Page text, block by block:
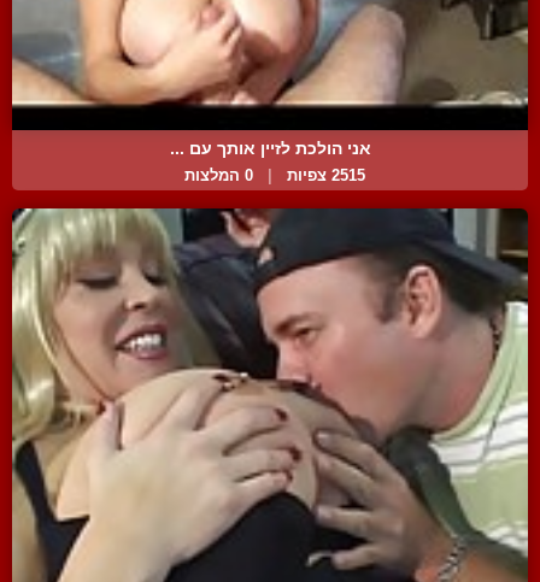
אני הולכת לזיין אותך עם ...
2515 צפיות 0 המלצות